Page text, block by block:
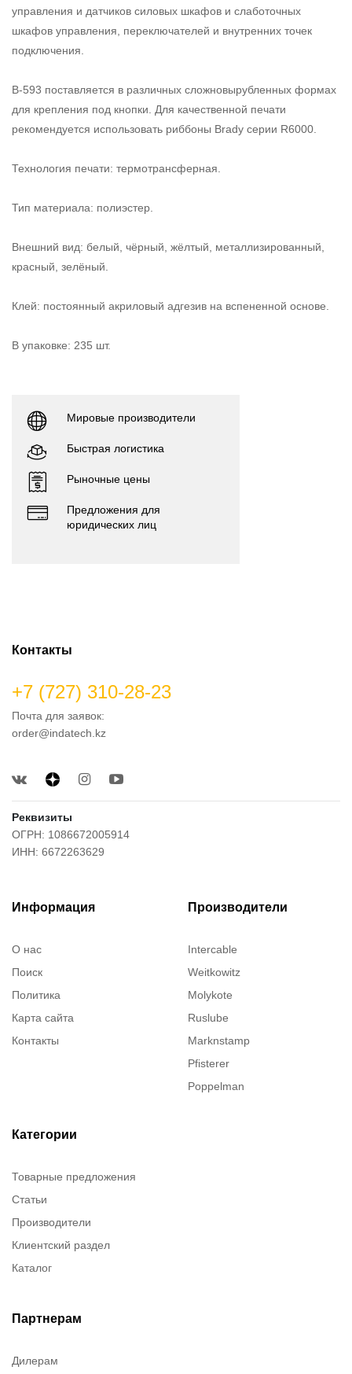
управления и датчиков силовых шкафов и слаботочных
шкафов управления, переключателей и внутренних точек
подключения.
В-593 поставляется в различных сложновырубленных формах
для крепления под кнопки. Для качественной печати
рекомендуется использовать риббоны Brady серии R6000.
Технология печати: термотрансферная.
Тип материала: полиэстер.
Внешний вид: белый, чёрный, жёлтый, металлизированный,
красный, зелёный.
Клей: постоянный акриловый адгезив на вспененной основе.
В упаковке: 235 шт.
Мировые производители
Быстрая логистика
Рыночные цены
Предложения для
юридических лиц
Контакты
+7 (727) 310-28-23
Почта для заявок:
order@indatech.kz
Реквизиты
ОГРН: 1086672005914
ИНН: 6672263629
Информация
О нас
Поиск
Политика
Карта сайта
Контакты
Производители
Intercable
Weitkowitz
Molykote
Ruslube
Marknstamp
Pfisterer
Poppelman
Категории
Товарные предложения
Статьи
Производители
Клиентский раздел
Каталог
Партнерам
Дилерам